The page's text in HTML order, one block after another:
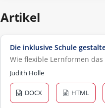
Artikel
Die inklusive Schule
Wie flexible Lernformen
Judith Holle
DOCX
HTML